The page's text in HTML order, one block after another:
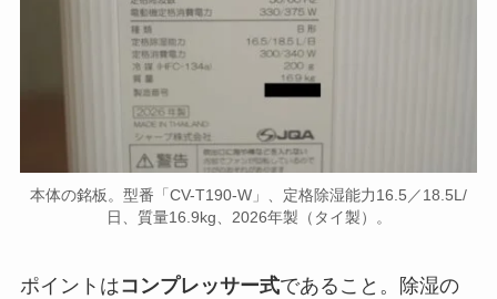
本体の銘板。型番「CV-T190-W」、定格除湿能力16.5／18.5L/
日、質量16.9kg、2026年製（タイ製）。
ポイントはコンプレッサー式であること。除湿の